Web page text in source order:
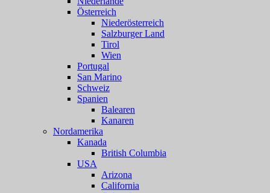
Österreich
Niederösterreich
Salzburger Land
Tirol
Wien
Portugal
San Marino
Schweiz
Spanien
Balearen
Kanaren
Nordamerika
Kanada
British Columbia
USA
Arizona
California